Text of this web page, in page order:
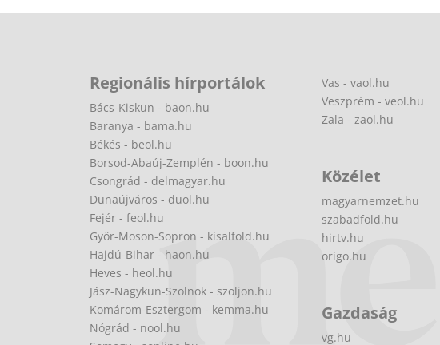
Regionális hírportálok
Bács-Kiskun - baon.hu
Baranya - bama.hu
Békés - beol.hu
Borsod-Abaúj-Zemplén - boon.hu
Csongrád - delmagyar.hu
Dunaújváros - duol.hu
Fejér - feol.hu
Győr-Moson-Sopron - kisalfold.hu
Hajdú-Bihar - haon.hu
Heves - heol.hu
Jász-Nagykun-Szolnok - szoljon.hu
Komárom-Esztergom - kemma.hu
Nógrád - nool.hu
Vas - vaol.hu
Veszprém - veol.hu
Zala - zaol.hu
Közélet
magyarnemzet.hu
szabadfold.hu
hirtv.hu
origo.hu
Gazdaság
vg.hu